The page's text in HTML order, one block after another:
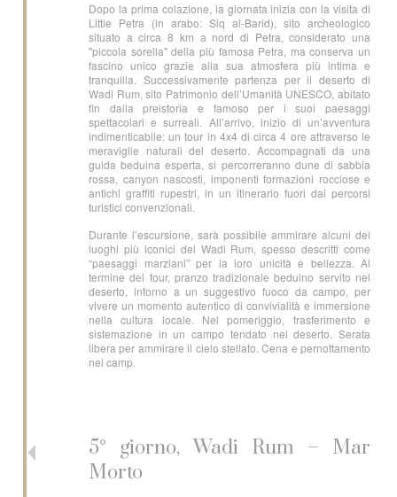
Dopo la prima colazione, la giornata inizia con la visita di
Little Petra (in arabo: Siq al-Barid), sito archeologico
situato a circa 8 km a nord di Petra, considerato una
"piccola sorella" della più famosa Petra, ma conserva un
fascino unico grazie alla sua atmosfera più intima e
tranquilla. Successivamente partenza per il deserto di
Wadi Rum, sito Patrimonio dell’Umanità UNESCO, abitato
fin dalla preistoria e famoso per i suoi paesaggi
spettacolari e surreali. All’arrivo, inizio di un’avventura
indimenticabile: un tour in 4x4 di circa 4 ore attraverso le
meraviglie naturali del deserto. Accompagnati da una
guida beduina esperta, si percorreranno dune di sabbia
rossa, canyon nascosti, imponenti formazioni rocciose e
antichi graffiti rupestri, in un itinerario fuori dai percorsi
turistici convenzionali.
Durante l’escursione, sarà possibile ammirare alcuni dei
luoghi più iconici del Wadi Rum, spesso descritti come
“paesaggi marziani” per la loro unicità e bellezza. Al
termine del tour, pranzo tradizionale beduino servito nel
deserto, intorno a un suggestivo fuoco da campo, per
vivere un momento autentico di convivialità e immersione
nella cultura locale. Nel pomeriggio, trasferimento e
sistemazione in un campo tendato nel deserto. Serata
libera per ammirare il cielo stellato. Cena e pernottamento
nel camp.
5° giorno, Wadi Rum – Mar
Morto